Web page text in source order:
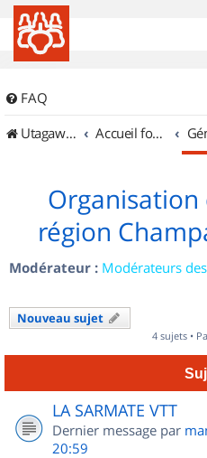
FAQ
UtagawaVTT (Randos VTT et VTTAE avec traces GPS)
Accueil forum
Organisation
région
Modérateur : Modérateurs
Nouveau sujet
4 sujets •
LA SARMATE VTT
Dernier message par
20:59